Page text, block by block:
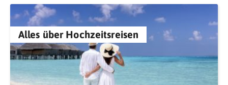
Alles über Hochzeitsreisen